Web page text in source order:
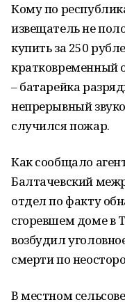
Кому по
извещатель не
купить за 250
кратковременный
– батарейка
непрерывный
случился пожар.
Как сообщало
Балтачевский
отдел по факту
сгоревшем доме в
возбудил
смерти по
В местном